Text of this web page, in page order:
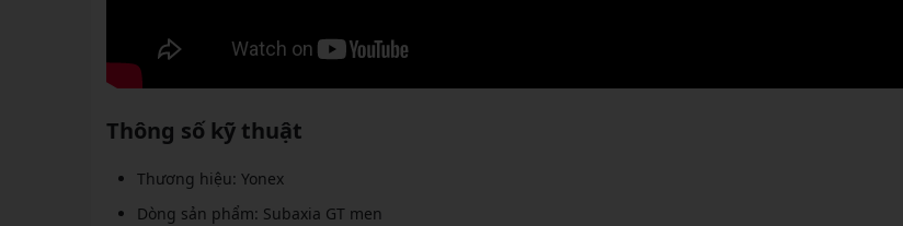
Thông số kỹ thuật
Thương hiệu: Yonex
Dòng sản phẩm: Subaxia GT men